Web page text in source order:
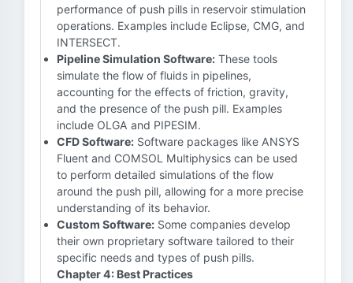
performance of push pills in reservoir stimulation
operations. Examples include Eclipse, CMG, and
INTERSECT.
Pipeline Simulation Software: These tools
simulate the flow of fluids in pipelines,
accounting for the effects of friction, gravity,
and the presence of the push pill. Examples
include OLGA and PIPESIM.
CFD Software: Software packages like ANSYS
Fluent and COMSOL Multiphysics can be used
to perform detailed simulations of the flow
around the push pill, allowing for a more precise
understanding of its behavior.
Custom Software: Some companies develop
their own proprietary software tailored to their
specific needs and types of push pills.
Chapter 4: Best Practices